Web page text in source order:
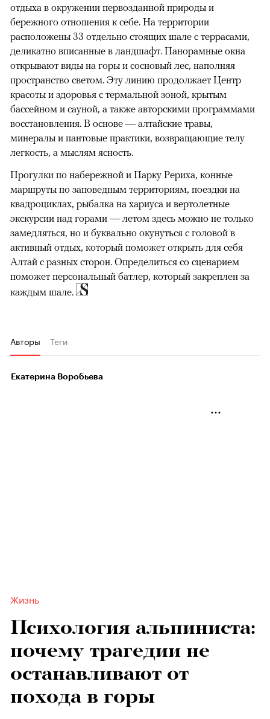
отдыха в окружении первозданной природы и
бережного отношения к себе. На территории
расположены 33 отдельно стоящих шале с террасами,
деликатно вписанные в ландшафт. Панорамные окна
открывают виды на горы и сосновый лес, наполняя
пространство светом. Эту линию продолжает Центр
красоты и здоровья с термальной зоной, крытым
бассейном и сауной, а также авторскими программами
восстановления. В основе — алтайские травы,
минералы и пантовые практики, возвращающие телу
легкость, а мыслям ясность.
Прогулки по набережной и Парку Рериха, конные
маршруты по заповедным территориям, поездки на
квадроциклах, рыбалка на хариуса и вертолетные
экскурсии над горами — летом здесь можно не только
замедляться, но и буквально окунуться с головой в
активный отдых, который поможет открыть для себя
Алтай с разных сторон. Определиться со сценарием
поможет персональный батлер, который закреплен за
каждым шале.
Авторы Теги
Екатерина Воробьева
Жизнь
Психология альпиниста:
почему трагедии не
останавливают от
похода в горы